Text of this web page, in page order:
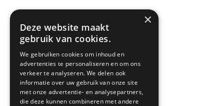
×
Deze website maakt
gebruik van cookies.
We gebruiken cookies om inhoud en
advertenties te personaliseren en om ons
verkeer te analyseren. We delen ook
informatie over uw gebruik van onze site
met onze advertentie- en analysepartners,
die deze kunnen combineren met andere